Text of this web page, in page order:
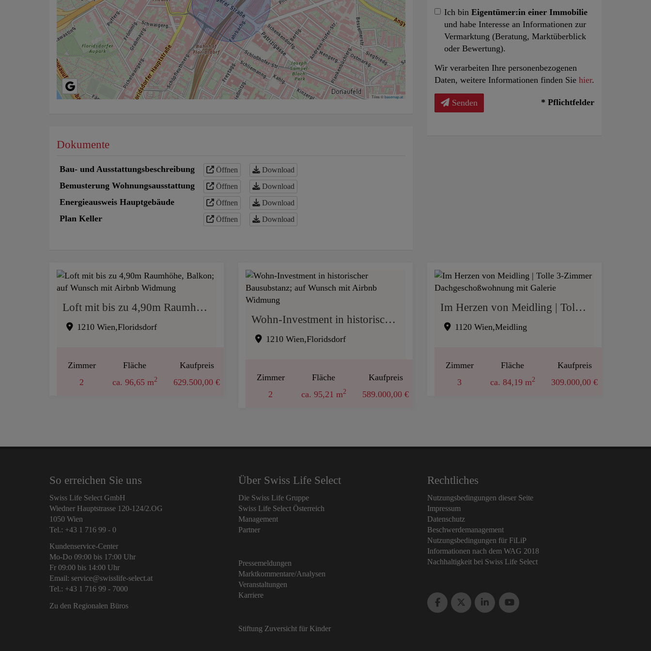
Tiles ©basemap.at
Dokumente
Bau- und Ausstattungsbeschreibung Öffnen Download
Bemusterung Wohnungsausstattung Öffnen Download
Energieausweis Hauptgebäude Öffnen Download
Plan Keller Öffnen Download
Ich bin Eigentümer:in einer Immobilie
und habe Interesse an Informationen zur
Vermarktung (Beratung, Marktüberblick
oder Bewertung).
Wir verarbeiten Ihre personenbezogenen
Daten, weitere Informationen finden Sie hier.
Senden * Pflichtfelder
Loft mit bis zu 4,90m Raumhöhe, Balkon; auf Wunsch mit Airbnb Widmung
1210 Wien,Floridsdorf
Zimmer
2
Fläche
ca. 96,65 m2
Kaufpreis
629.500,00 €
Wohn-Investment in historischer Bausubstanz; auf Wunsch mit Airbnb Widmung
1210 Wien,Floridsdorf
Zimmer
2
Fläche
ca. 95,21 m2
Kaufpreis
589.000,00 €
Im Herzen von Meidling | Tolle 3-Zimmer Dachgeschoßwohnung mit Galerie
1120 Wien,Meidling
Zimmer
3
Fläche
ca. 84,19 m2
Kaufpreis
309.000,00 €
So erreichen Sie uns
Swiss Life Select GmbH
Wiedner Hauptstrasse 120-124/2.OG
1050 Wien
Tel.: +43 1 716 99 - 0
Kundenservice-Center
Mo-Do 09:00 bis 17:00 Uhr
Fr 09:00 bis 14:00 Uhr
Email: service@swisslife-select.at
Tel.: +43 1 716 99 - 7000
Zu den Regionalen Büros
Über Swiss Life Select
Die Swiss Life Gruppe
Swiss Life Select Österreich
Management
Partner
Pressemeldungen
Marktkommentare/Analysen
Veranstaltungen
Karriere
Stiftung Zuversicht für Kinder
Rechtliches
Nutzungsbedingungen dieser Seite
Impressum
Datenschutz
Beschwerdemanagement
Nutzungsbedingungen für FiLiP
Informationen nach dem WAG 2018
Nachhaltigkeit bei Swiss Life Select